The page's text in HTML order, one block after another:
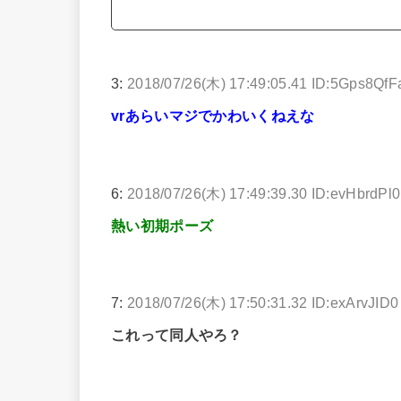
3: 2018/07/26(木) 17:49:05.41
vrあらいマジでかわいくねえな
6: 2018/07/26(木) 17:49:39.30 ID:evHbrdPl0
熱い初期ポーズ
7: 2018/07/26(木) 17:50:31.32 ID:exArvJID0
これって同人やろ？